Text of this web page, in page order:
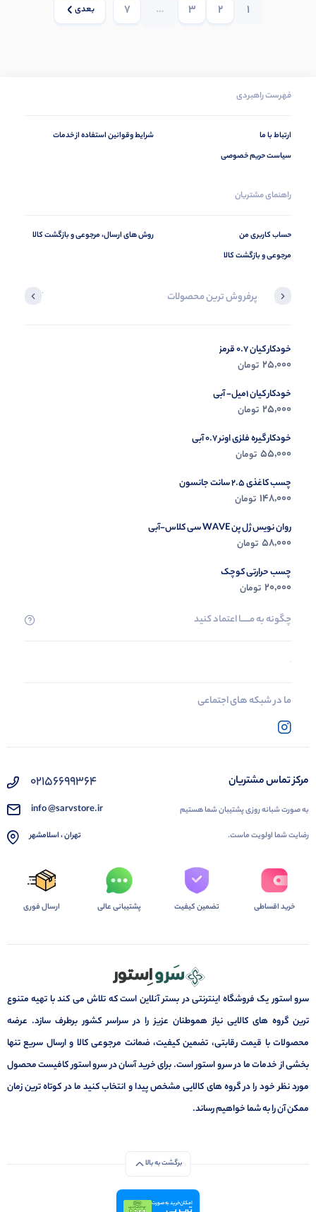
1
2
3
…
7 بعدی
فهرست راهبردی
ارتباط با ما
سیاست حریم خصوصی
شرایط وقوانین استفاده از خدمات
راهنمای مشتریان
حساب کاربری من
مرجوعی و بازگشت کالا
روش های ارسال، مرجوعی و بازگشت کالا
پرفروش ترین محصولات آخرین
خودکار کیان 0.7 قرمز
25,000 تومان
خودکار کیان 1میل- آبی
25,000 تومان
خودکار گیره فلزی اونر 0.7 آبی
55,000 تومان
چسب کاغذی 2.5 سانت جانسون
148,000 تومان
روان نویس ژل پن WAVE سی کلاس-آبی
58,000 تومان
چسب حرارتی کوچک
20,000 تومان
چگونه به مــــــا اعتماد کنید
ما در شبکه های اجتماعی
مرکز تماس مشتریان
به صورت شبانه روزی پشتیبان شما هستیم
رضایت شما اولویت ماست.
02156699364
info @sarvstore.ir
تهران ، اسلامشهر
خرید اقساطی تضمین کیفیت پشتیبانی عالی ارسال فوری
سرو استور یک فروشگاه اینترنتی در بستر آنلاین است که تلاش می کند با تهیه متنوع
ترین گروه های کالایی نیاز هموطنان عزیز را در سراسر کشور برطرف سازد. عرضه
محصولات با قیمت رقابتی، تضمین کیفیت، ضمانت مرجوعی کالا و ارسال سریع تنها
بخشی از خدمات ما در سرو استور است. برای خرید آسان در سرو استور کافیست محصول
مورد نظر خود را در گروه های کالایی مشخص پیدا و انتخاب کنید ما در کوتاه ترین زمان
ممکن آن را به شما خواهیم رساند.
برگشت به بالا
امکان خرید به صورت